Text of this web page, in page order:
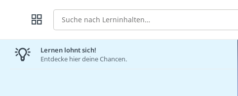
Suche
Lernen lohnt sich!
Entdecke hier deine Chancen.